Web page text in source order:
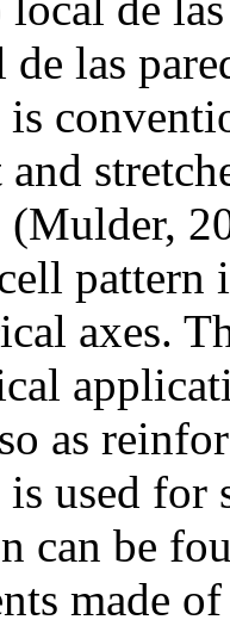
las
is
pattern
axes.
as
is used
can be
made